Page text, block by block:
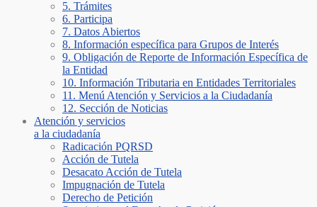
5. Trámites
6. Participa
7. Datos Abiertos
8. Información específica para Grupos de Interés
9. Obligación de Reporte de Información Específica de
la Entidad
10. Información Tributaria en Entidades Territoriales
11. Menú Atención y Servicios a la Ciudadanía
12. Sección de Noticias
Atención y servicios
a la ciudadanía
Radicación PQRSD
Acción de Tutela
Desacato Acción de Tutela
Impugnación de Tutela
Derecho de Petición